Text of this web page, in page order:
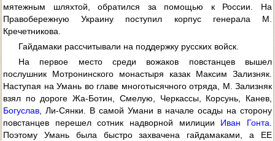
мятежным шляхтой, обратился за помощью к России. На
Правобережную Украину поступил корпус генерала М.
Кречетникова.
Гайдамаки рассчитывали на поддержку русских войск.
На первое место среди вожаков повстанцев вышел
послушник Мотронинского монастыря казак Максим Зализняк.
Наступая на Умань во главе многотысячного отряда, М. Зализняк
взял по дороге Жа-Ботин, Смелую, Черкассы, Корсунь, Канев,
Богуслав , Ли-Сянки. В самой Умани в начале осады на сторону
повстанцев перешел сотник надворной милиции Иван Гонта
Поэтому Умань была быстро захвачена гайдамаками, а ЕЕ